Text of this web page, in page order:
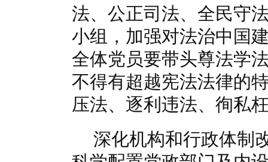
法、公正司法、全民守
小组，加强对法治中国
全体党员要带头尊法学
不得有超越宪法法律的
压法、逐利违法、徇私
深化机构和行政体制